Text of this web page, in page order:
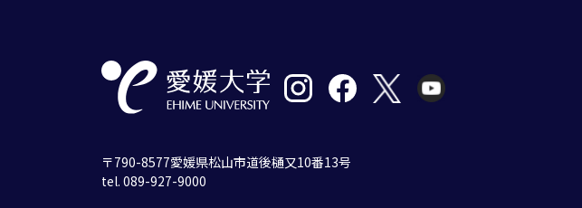
〒790-8577愛媛県松山市道後樋又10番13号
tel. 089-927-9000